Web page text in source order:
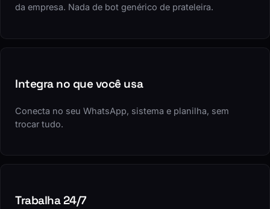
da empresa. Nada de bot genérico de prateleira.
Integra no que você usa
Conecta no seu WhatsApp, sistema e planilha, sem
trocar tudo.
Trabalha 24/7